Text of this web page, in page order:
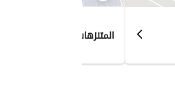
المتنزهات